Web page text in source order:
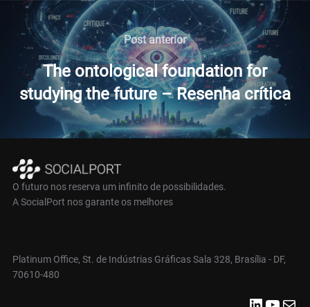
Navegação
de
Post
Post
anterior
Post anterior
The ontological foundation for
studying the future – Resenha crítica
O futuro nos reserva um infinito de possibilidades.
A SocialPort nos garante os melhores
Platinum Office, St. de Indústrias Gráficas Sala 328, Brasília - DF,
70610-480